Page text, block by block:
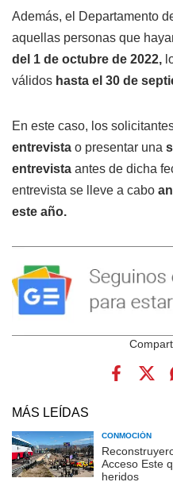
Además, el Departamento
aquellas personas que
del 1 de octubre de 2022,
válidos hasta el 30 de
En este caso, los
entrevista o presentar una
entrevista antes de dicha
entrevista se lleve a cabo
este año.
MÁS LEÍDAS
CONMOCIÓN
Acceso Este
heridos